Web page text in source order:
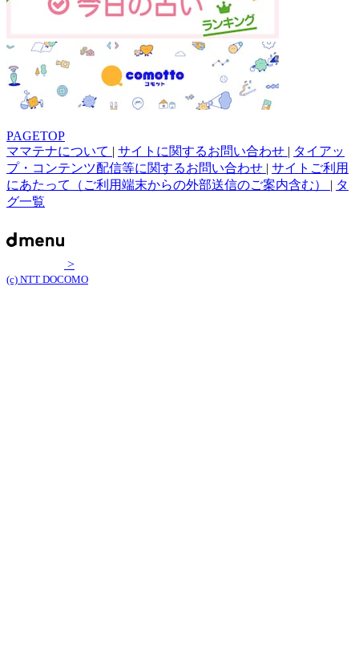
PAGETOP
ママテナについて | サイトに関するお問い合わせ | タイアッ
プ・コンテンツ配信等に関するお問い合わせ | サイトご利用
にあたって（ご利用端末からの外部送信のご案内含む） | タ
グ一覧
>
(c) NTT DOCOMO